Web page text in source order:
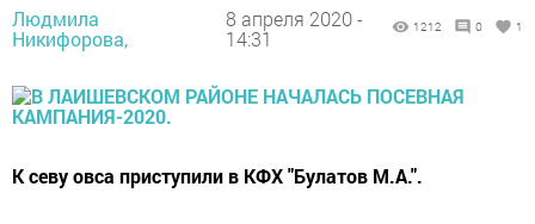
Людмила
Никифорова,
8 апреля 2020 -
14:31
1212 0 1
К севу овса приступили в КФХ "Булатов М.А.".